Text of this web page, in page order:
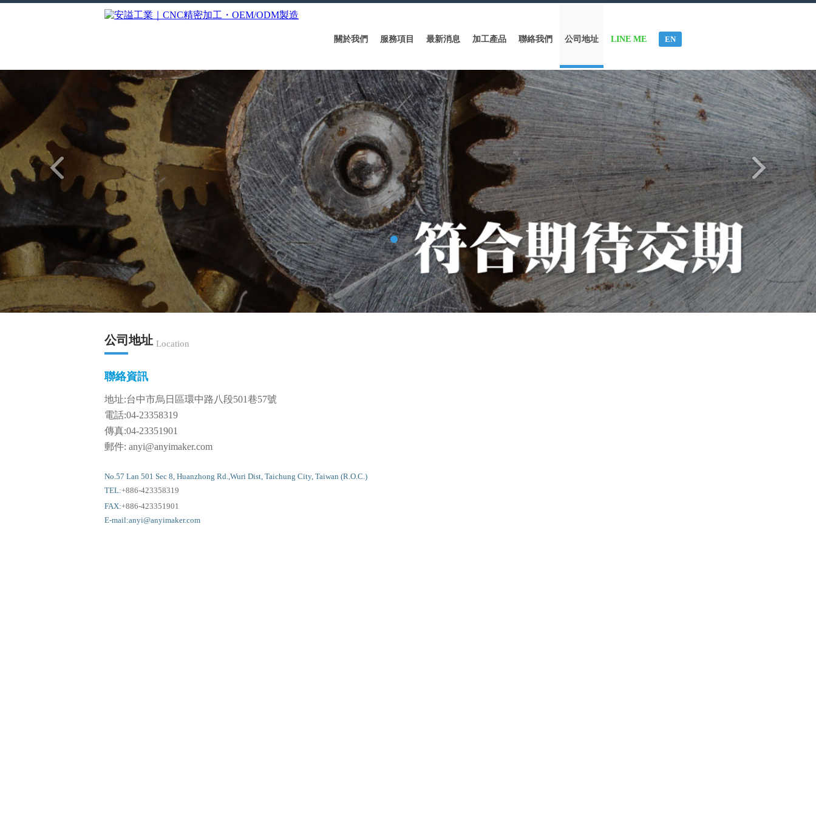
關於我們 服務項目 最新消息 加工產品 聯絡我們 公司地址 LINE ME EN
1 2 3
首頁 公司地址
公司地址 Location
聯絡資訊
地址:台中市烏日區環中路八段501巷57號
電話:04-23358319
傳真:04-23351901
郵件: anyi@anyimaker.com
No.57 Lan 501 Sec 8, Huanzhong Rd.,Wuri Dist, Taichung City, Taiwan (R.O.C.)
TEL:+886-423358319
FAX:+886-423351901
E-mail:anyi@anyimaker.com